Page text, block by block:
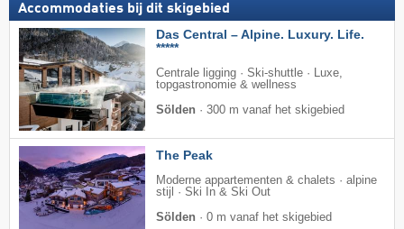
Accommodaties bij dit skigebied
Das Central – Alpine. Luxury. Life.
*****
Centrale ligging · Ski-shuttle · Luxe,
topgastronomie & wellness
Sölden · 300 m vanaf het skigebied
The Peak
Moderne appartementen & chalets · alpine
stijl · Ski In & Ski Out
Sölden · 0 m vanaf het skigebied